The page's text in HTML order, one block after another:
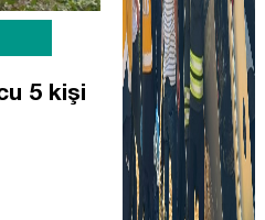
5 kişi